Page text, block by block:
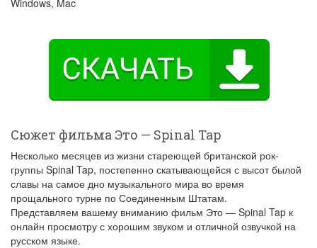
Windows, Mac
Сюжет фильма Это — Spinal Tap
Несколько месяцев из жизни стареющей британской рок-
группы Spinal Tap, постепенно скатывающейся с высот былой
славы на самое дно музыкального мира во время
прощального турне по Соединенным Штатам.
Представляем вашему вниманию фильм Это — Spinal Tap к
онлайн просмотру с хорошим звуком и отличной озвучкой на
русском языке.